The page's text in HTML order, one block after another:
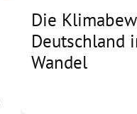
Die
Deutschland
Wandel